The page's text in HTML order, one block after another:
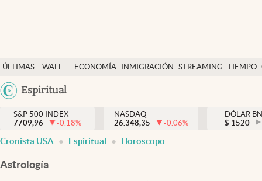
ÚLTIMAS
NOTICIAS
WALL
DÓLAR
ECONOMÍA INMIGRACIÓN STREAMING TIEMPO
México
Espiritual
Finanzas y economía
Wall Street y dólar
Inmigración
S&P 500 INDEX
7709,96
-0.18%
NASDAQ
26.348,35
-0.06%
DÓLAR
$ 1520
Cronista USA Espiritual Horoscopo
Astrología